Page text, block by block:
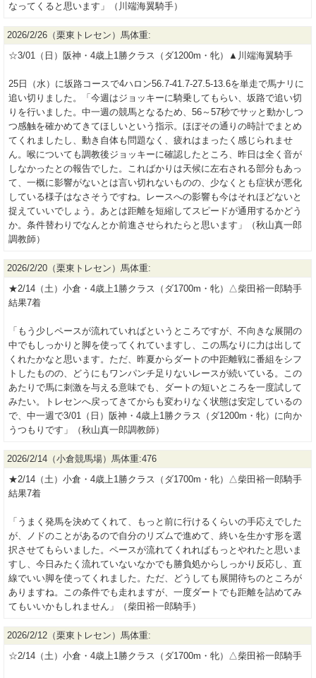
なってくると思います」（川端海翼騎手）
2026/2/26（栗東トレセン）馬体重:
☆3/01（日）阪神・4歳上1勝クラス（ダ1200m・牝）▲川端海翼騎手
25日（水）に坂路コースで4ハロン56.7-41.7-27.5-13.6を単走で馬ナリに
追い切りました。「今週はジョッキーに騎乗してもらい、坂路で追い切
りを行いました。中一週の競馬となるため、56～57秒でサッと動かしつ
つ感触を確かめてきてほしいという指示。ほぼその通りの時計でまとめ
てくれましたし、動き自体も問題なく、疲れはまったく感じられませ
ん。喉についても調教後ジョッキーに確認したところ、昨日は全く音が
しなかったとの報告でした。こればかりは天候に左右される部分もあっ
て、一概に影響がないとは言い切れないものの、少なくとも症状が悪化
している様子はなさそうですね。レースへの影響も今はそれほどないと
捉えていいでしょう。あとは距離を短縮してスピードが通用するかどう
か。条件替わりでなんとか前進させられたらと思います」（秋山真一郎
調教師）
2026/2/20（栗東トレセン）馬体重:
★2/14（土）小倉・4歳上1勝クラス（ダ1700m・牝）△柴田裕一郎騎手
結果7着
「もう少しペースが流れていればというところですが、不向きな展開の
中でもしっかりと脚を使ってくれていますし、この馬なりに力は出して
くれたかなと思います。ただ、昨夏からダートの中距離戦に番組をシフ
トしたものの、どうにもワンパンチ足りないレースが続いている。この
あたりで馬に刺激を与える意味でも、ダートの短いところを一度試して
みたい。トレセンへ戻ってきてからも変わりなく状態は安定しているの
で、中一週で3/01（日）阪神・4歳上1勝クラス（ダ1200m・牝）に向か
うつもりです」（秋山真一郎調教師）
2026/2/14（小倉競馬場）馬体重:476
★2/14（土）小倉・4歳上1勝クラス（ダ1700m・牝）△柴田裕一郎騎手
結果7着
「うまく発馬を決めてくれて、もっと前に行けるくらいの手応えでした
が、ノドのことがあるので自分のリズムで進めて、終いを生かす形を選
択させてもらいました。ペースが流れてくれればもっとやれたと思いま
すし、今日みたく流れていないなかでも勝負処からしっかり反応し、直
線でいい脚を使ってくれました。ただ、どうしても展開待ちのところが
ありますね。この条件でも走れますが、一度ダートでも距離を詰めてみ
てもいいかもしれません」（柴田裕一郎騎手）
2026/2/12（栗東トレセン）馬体重:
☆2/14（土）小倉・4歳上1勝クラス（ダ1700m・牝）△柴田裕一郎騎手